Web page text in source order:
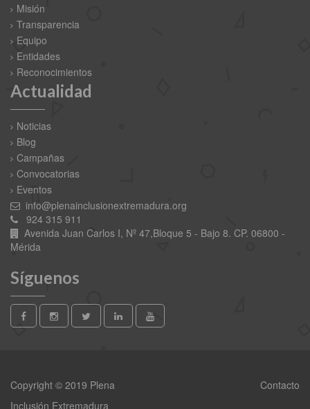
Misión
Transparencia
Equipo
Entidades
Reconocimientos
Actualidad
Noticias
Blog
Campañas
Convocatorias
Eventos
info@plenainclusionextremadura.org
924 315 911
Avenida Juan Carlos I, Nº 47,Bloque 5 - Bajo 8. CP. 06800 -
Mérida
Síguenos
Copyright © 2019 Plena
Inclusión Extremadura
Contacto